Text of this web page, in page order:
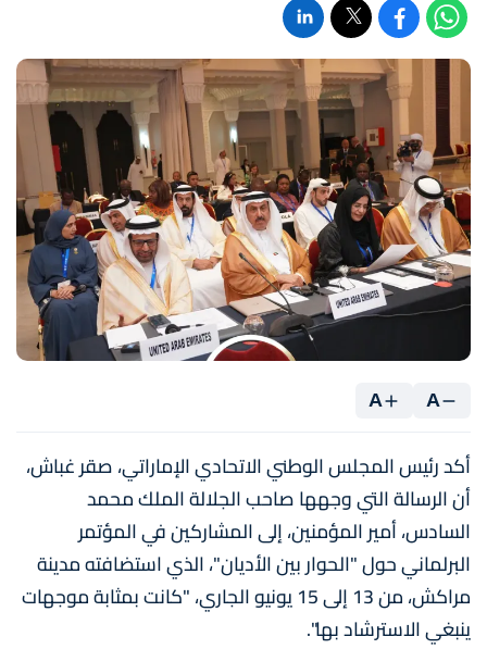
A
A
أكد رئيس المجلس الوطني الاتحادي الإماراتي، صقر غباش،
أن الرسالة التي وجهها صاحب الجلالة الملك محمد
السادس، أمير المؤمنين، إلى المشاركين في المؤتمر
البرلماني حول "الحوار بين الأديان"، الذي استضافته مدينة
مراكش، من 13 إلى 15 يونيو الجاري، "كانت بمثابة موجهات
ينبغي الاسترشاد بها".